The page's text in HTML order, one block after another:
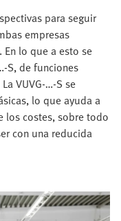
para seguir
empresas
lo que a esto se
S, de funciones
VUVG-…-S se
lo que ayuda a
los costes, sobre todo
con una reducida